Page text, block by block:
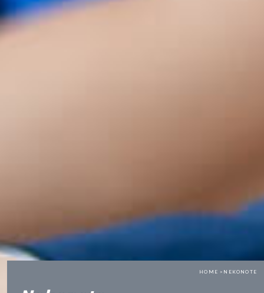
HOME > NEKONOTE